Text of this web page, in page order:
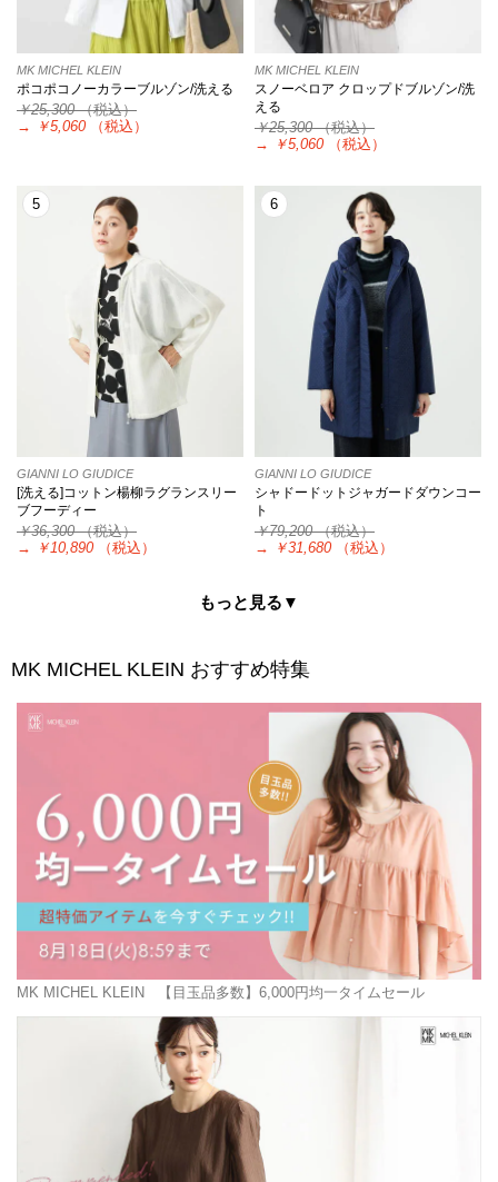
MK MICHEL KLEIN
ポコポコノーカラーブルゾン/洗える
￥25,300（税込）
→
￥5,060 （税込）
MK MICHEL KLEIN
スノーベロア クロップドブルゾン/洗
える
￥25,300（税込）
→
￥5,060 （税込）
5
GIANNI LO GIUDICE
[洗える]コットン楊柳ラグランスリー
ブフーディー
￥36,300（税込）
→
￥10,890 （税込）
6
GIANNI LO GIUDICE
シャドードットジャガードダウンコー
ト
￥79,200（税込）
→
￥31,680 （税込）
もっと見る▼
MK MICHEL KLEIN おすすめ特集
MK MICHEL KLEIN 【目玉品多数】6,000円均一タイムセール